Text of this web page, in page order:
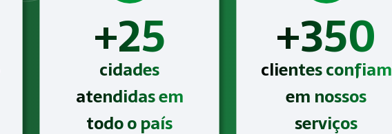
+25
cidades
atendidas em
todo o país
+350
clientes confiam
em nossos
serviços